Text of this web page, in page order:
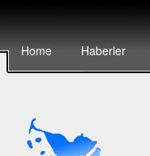
Home Haberler